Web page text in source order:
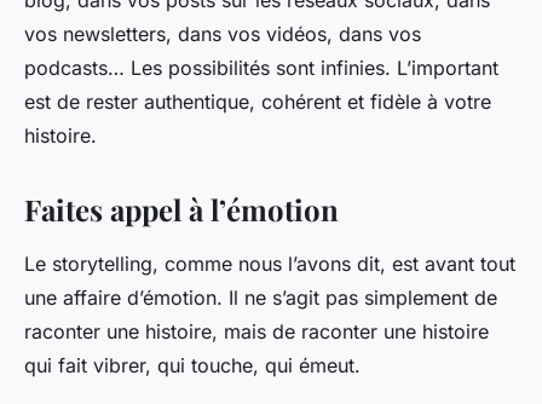
vos newsletters, dans vos vidéos, dans vos
podcasts… Les possibilités sont infinies. L’important
est de rester authentique, cohérent et fidèle à votre
histoire.
Faites appel à l’émotion
Le storytelling, comme nous l’avons dit, est avant tout
une affaire d’émotion. Il ne s’agit pas simplement de
raconter une histoire, mais de raconter une histoire
qui fait vibrer, qui touche, qui émeut.